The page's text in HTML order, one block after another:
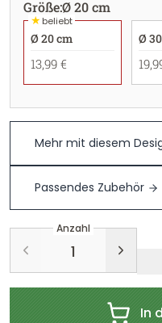
Größe:Ø 20 cm
★beliebt
Ø 20 cm
13,99 €
Ø
Mehr mit diesem
Passendes Zubehör
Anzahl
In